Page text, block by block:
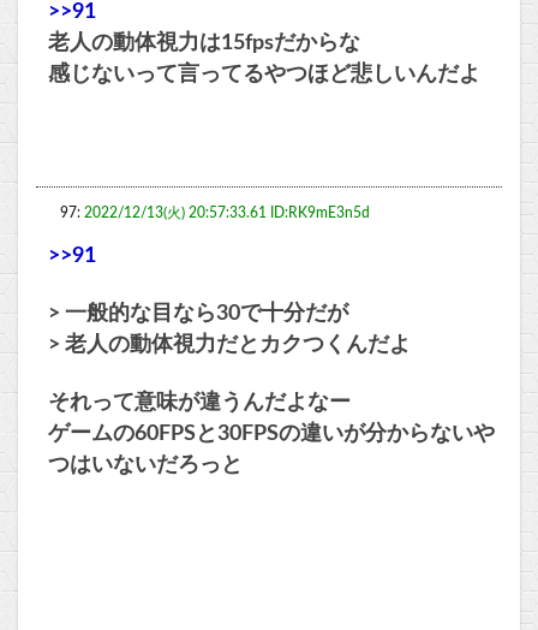
>>91
老人の動体視力は15fpsだからな
感じないって言ってるやつほど悲しいんだよ
97: 2022/12/13(火) 20:57:33.61 ID:RK9mE3n5d
>>91
> 一般的な目なら30で十分だが
> 老人の動体視力だとカクつくんだよ
それって意味が違うんだよなー
ゲームの60FPSと30FPSの違いが分からないや
つはいないだろっと